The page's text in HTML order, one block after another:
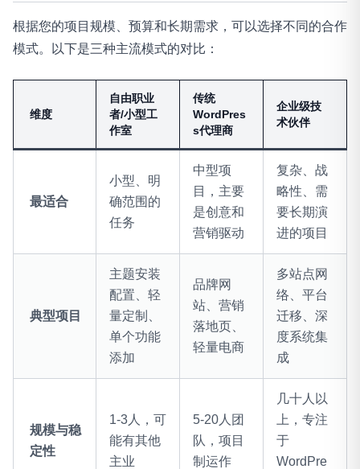
根据您的项目规模、预算和长期需求，可以选择不同的合作
模式。以下是三种主流模式的对比 ：
维度
自由职业
者/小型工
作室
传统
WordPres
s代理商
企业级技
术伙伴
最适合
小型、明
确范围的
任务
中型项
目，主要
是创意和
营销驱动
复杂、战
略性、需
要长期演
进的项目
典型项目
主题安装
配置、轻
量定制、
单个功能
添加
品牌网
站、营销
落地页、
轻量电商
多站点网
络、平台
迁移、深
度系统集
成
规模与稳
定性
1-3人，可
能有其他
主业
5-20人团
队，项目
制运作
几十人以
上，专注
于
WordPre